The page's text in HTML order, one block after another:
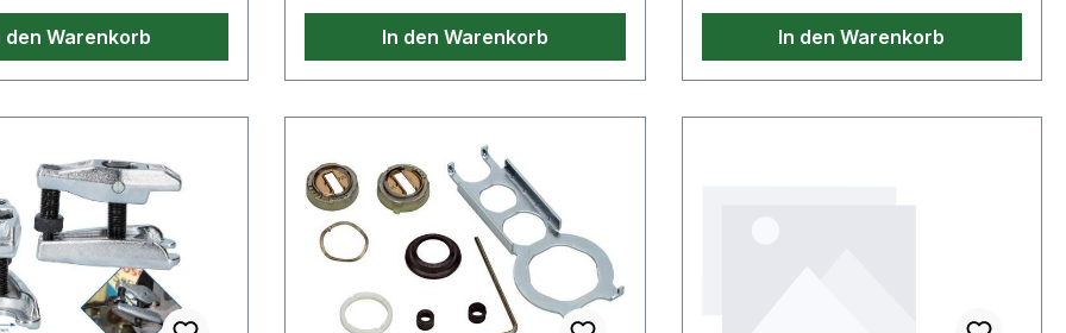
· 4 Colours® Grip
3+1 HB · 4
den Warenkorb In den Warenkorb In den Warenkorb